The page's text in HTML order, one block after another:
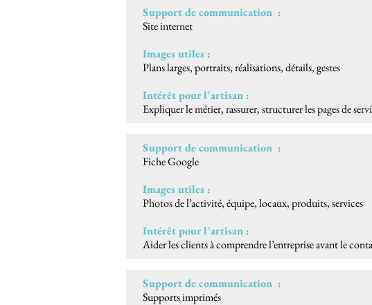
Support de communication :
Site internet
Images utiles :
Plans larges, portraits, réalisations, détails, gestes
Intérêt pour l'artisan :
Expliquer le métier, rassurer, structurer les pages de
Support de communication :
Fiche Google
Images utiles :
Photos de l’activité, équipe, locaux, produits, services
Intérêt pour l'artisan :
Aider les clients à comprendre l’entreprise avant le
Support de communication :
Supports imprimés